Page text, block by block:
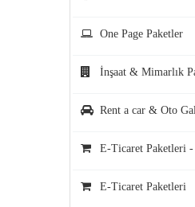
One Page Paketler
İnşaat & Mimarlık
Rent a car & Oto
E-Ticaret Paketleri -
E-Ticaret Paketleri